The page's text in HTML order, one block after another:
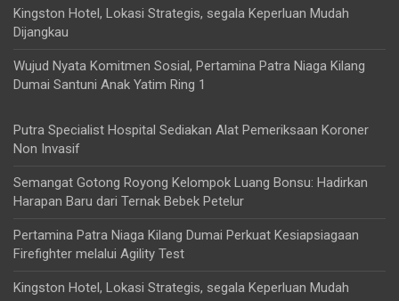
Kingston Hotel, Lokasi Strategis, segala Keperluan Mudah
Dijangkau
Wujud Nyata Komitmen Sosial, Pertamina Patra Niaga Kilang
Dumai Santuni Anak Yatim Ring 1
Putra Specialist Hospital Sediakan Alat Pemeriksaan Koroner
Non Invasif
Semangat Gotong Royong Kelompok Luang Bonsu: Hadirkan
Harapan Baru dari Ternak Bebek Petelur
Pertamina Patra Niaga Kilang Dumai Perkuat Kesiapsiagaan
Firefighter melalui Agility Test
Kingston Hotel, Lokasi Strategis, segala Keperluan Mudah